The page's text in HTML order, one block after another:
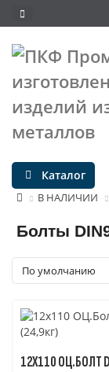
Каталог
В НАЛИЧИИ
Болты
12Х110 ОЦ.БОЛТ